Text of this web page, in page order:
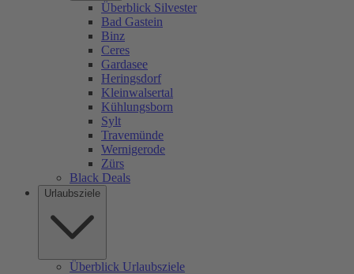
Überblick Silvester
Bad Gastein
Binz
Ceres
Gardasee
Heringsdorf
Kleinwalsertal
Kühlungsborn
Sylt
Travemünde
Wernigerode
Zürs
Black Deals
Urlaubsziele
Überblick Urlaubsziele